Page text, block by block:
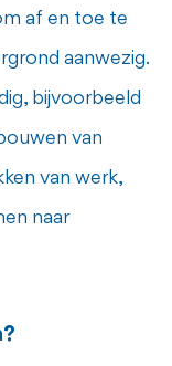
af en toe te
aanwezig.
bijvoorbeeld
van
van werk,
naar